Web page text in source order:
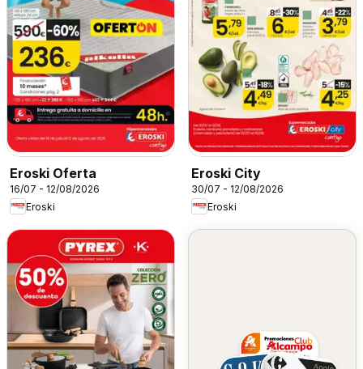
Eroski Oferta
16/07 - 12/08/2026
Eroski
Eroski City
30/07 - 12/08/2026
Eroski